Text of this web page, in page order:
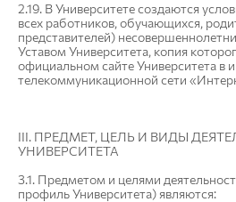
2.19. В Университете создаются
всех работников, обучающихся,
представителей)
Уставом Университета, копия
официальном сайте Университета
телекоммуникационной сети
III. ПРЕДМЕТ, ЦЕЛЬ И ВИДЫ
УНИВЕРСИТЕТА
3.1. Предметом и целями
профиль Университета) являются: